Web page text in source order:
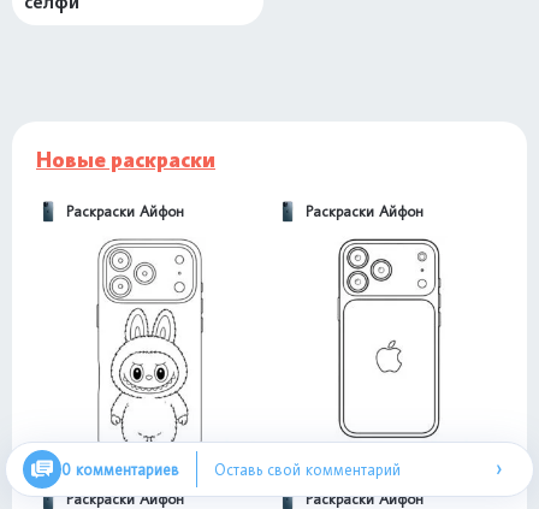
Новые раскраски
Раскраски Айфон Раскраски Айфон
Раскраски Айфон Раскраски Айфон
0 комментариев Оставь свой комментарий ›